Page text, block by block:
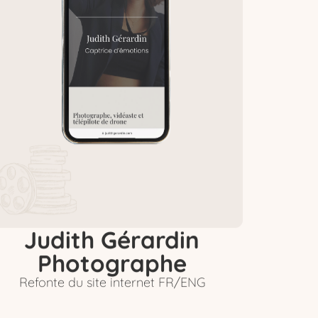
Judith Gérardin
Photographe
Refonte du site internet FR/ENG